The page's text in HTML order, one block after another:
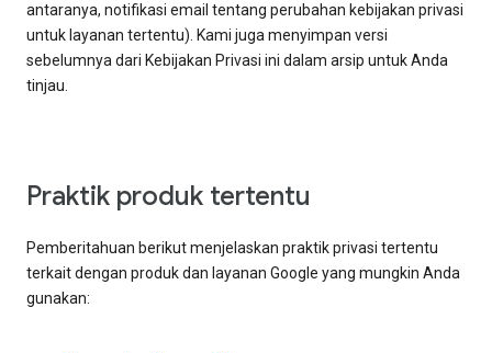
antaranya, notifikasi email tentang perubahan kebijakan privasi
untuk layanan tertentu). Kami juga menyimpan versi
sebelumnya dari Kebijakan Privasi ini dalam arsip untuk Anda
tinjau.
Praktik produk tertentu
Pemberitahuan berikut menjelaskan praktik privasi tertentu
terkait dengan produk dan layanan Google yang mungkin Anda
gunakan: